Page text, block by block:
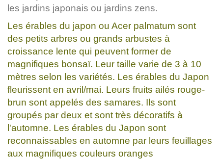
les jardins japonais ou jardins zens.
Les érables du japon ou Acer palmatum sont
des petits arbres ou grands arbustes à
croissance lente qui peuvent former de
magnifiques bonsaï. Leur taille varie de 3 à 10
mètres selon les variétés. Les érables du Japon
fleurissent en avril/mai. Leurs fruits ailés rouge-
brun sont appelés des samares. Ils sont
groupés par deux et sont très décoratifs à
l'automne. Les érables du Japon sont
reconnaissables en automne par leurs feuillages
aux magnifiques couleurs oranges